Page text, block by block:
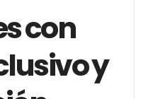
con
y